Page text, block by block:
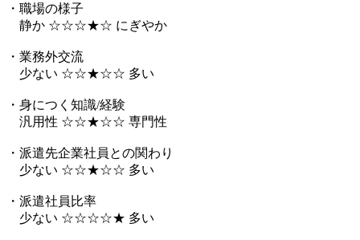
・職場の様子
静か ☆☆☆★☆ にぎやか
・業務外交流
少ない ☆☆★☆☆ 多い
・身につく知識/経験
汎用性 ☆☆★☆☆ 専門性
・派遣先企業社員との関わり
少ない ☆☆★☆☆ 多い
・派遣社員比率
少ない ☆☆☆☆★ 多い